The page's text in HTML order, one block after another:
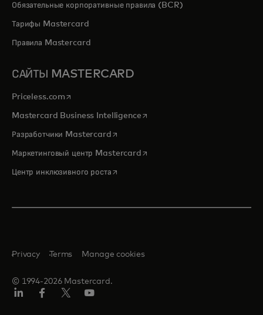
Обязательные корпоративные правила (BCR)
Тарифы Mastercard
Правила Mastercard
САЙТЫ MASTERCARD
Priceless.com opens in a new tab
Mastercard Business Intelligenceopens in a new tab
Разработчики Mastercardopens in a new tab
Маркетинговый центр Mastercardopens in a new tab
Центр инклюзивного ростаopens in a new tab
© 1994-2026 Mastercard.
Privacy Terms Manage cookies